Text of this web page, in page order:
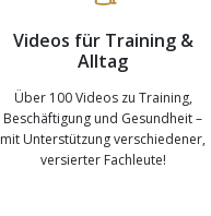
Videos für Training &
Alltag
Über 100 Videos zu Training,
Beschäftigung und Gesundheit –
mit Unterstützung verschiedener,
versierter Fachleute!